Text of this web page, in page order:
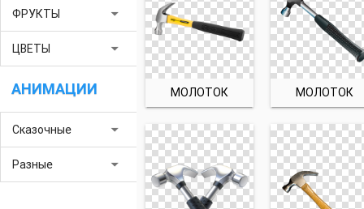
ФРУКТЫ arrow_drop_down
ЦВЕТЫ arrow_drop_down
АНИМАЦИИ
Сказочные arrow_drop_down
Разные arrow_drop_down
МОЛОТОК МОЛОТОК